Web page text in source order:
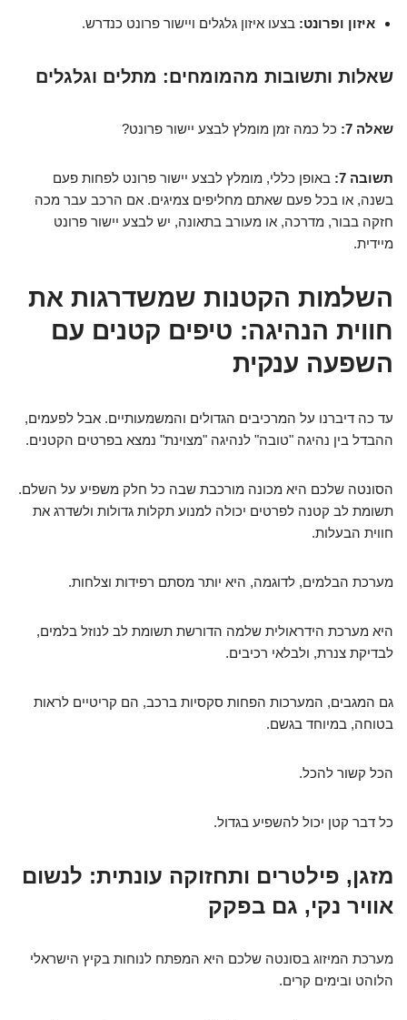
איזון ופרונט: בצעו איזון גלגלים ויישור פרונט כנדרש.
שאלות ותשובות מהמומחים: מתלים וגלגלים
שאלה 7: כל כמה זמן מומלץ לבצע יישור פרונט?
תשובה 7:
באופן כללי, מומלץ לבצע יישור פרונט לפחות פעם
בשנה, או בכל פעם שאתם מחליפים צמיגים. אם הרכב עבר מכה
חזקה בבור, מדרכה, או מעורב בתאונה, יש לבצע יישור פרונט
מיידית.
השלמות הקטנות שמשדרגות את
חווית הנהיגה: טיפים קטנים עם
השפעה ענקית
עד כה דיברנו על המרכיבים הגדולים והמשמעותיים. אבל לפעמים,
ההבדל בין נהיגה "טובה" לנהיגה "מצוינת" נמצא בפרטים הקטנים.
הסונטה שלכם היא מכונה מורכבת שבה כל חלק משפיע על השלם.
תשומת לב קטנה לפרטים יכולה למנוע תקלות גדולות ולשדרג את
חווית הבעלות.
מערכת הבלמים, לדוגמה, היא יותר מסתם רפידות וצלחות.
היא מערכת הידראולית שלמה הדורשת תשומת לב לנוזל בלמים,
לבדיקת צנרת, ולבלאי רכיבים.
גם המגבים, המערכות הפחות סקסיות ברכב, הם קריטיים לראות
בטוחה, במיוחד בגשם.
הכל קשור להכל.
כל דבר קטן יכול להשפיע בגדול.
מזגן, פילטרים ותחזוקה עונתית: לנשום
אוויר נקי, גם בפקק
מערכת המיזוג בסונטה שלכם היא המפתח לנוחות בקיץ הישראלי
הלוהט ובימים קרים.